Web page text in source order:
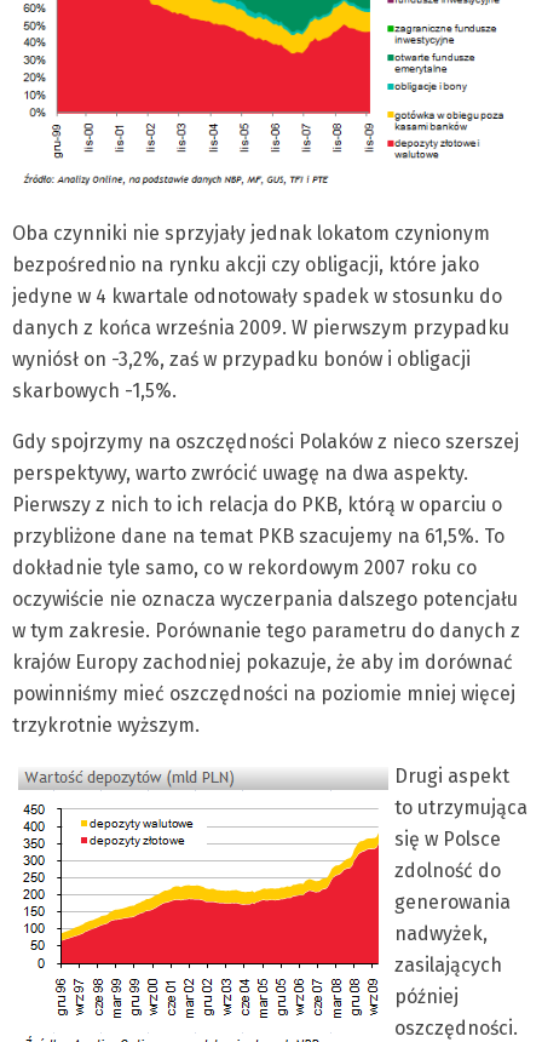
Oba czynniki nie sprzyjały jednak lokatom czynionym
bezpośrednio na rynku akcji czy obligacji, które jako
jedyne w 4 kwartale odnotowały spadek w stosunku do
danych z końca września 2009. W pierwszym przypadku
wyniósł on -3,2%, zaś w przypadku bonów i obligacji
skarbowych -1,5%.
Gdy spojrzymy na oszczędności Polaków z nieco szerszej
perspektywy, warto zwrócić uwagę na dwa aspekty.
Pierwszy z nich to ich relacja do PKB, którą w oparciu o
przybliżone dane na temat PKB szacujemy na 61,5%. To
dokładnie tyle samo, co w rekordowym 2007 roku co
oczywiście nie oznacza wyczerpania dalszego potencjału
w tym zakresie. Porównanie tego parametru do danych z
krajów Europy zachodniej pokazuje, że aby im dorównać
powinniśmy mieć oszczędności na poziomie mniej więcej
trzykrotnie wyższym.
Drugi aspekt
to utrzymująca
się w Polsce
zdolność do
generowania
nadwyżek,
zasilających
później
oszczędności.